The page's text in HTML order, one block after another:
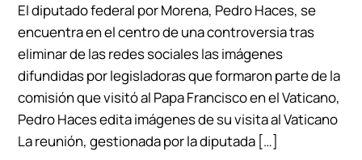
El diputado federal por Morena, Pedro Haces, se
encuentra en el centro de una controversia tras
eliminar de las redes sociales las imágenes
difundidas por legisladoras que formaron parte de la
comisión que visitó al Papa Francisco en el Vaticano,
Pedro Haces edita imágenes de su visita al Vaticano
La reunión, gestionada por la diputada […]